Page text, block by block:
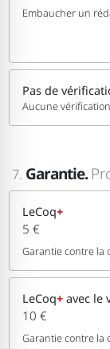
Embaucher un
Pas de
Aucune
7. Garantie.
LeCoq+
5 €
Garantie contre la
LeCoq+avec le
10 €
Garantie contre la